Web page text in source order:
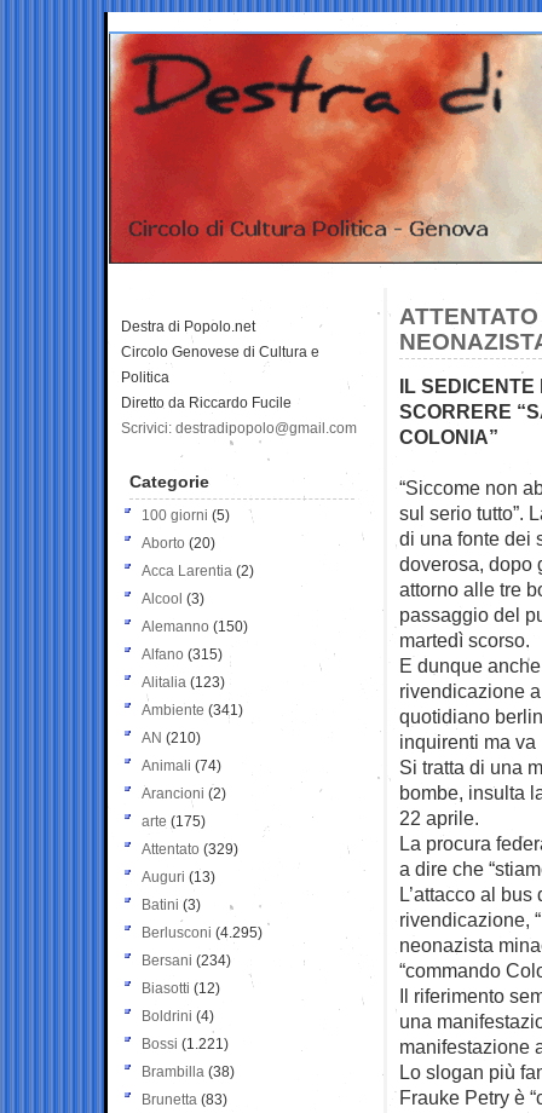
IL SEDICENTE
SCORRERE
COLONIA”
“Siccome non
sul serio tutto”.
di una fonte dei
doverosa, dopo
attorno alle tre
passaggio del
martedì scorso.
E dunque
rivendicazione
quotidiano
inquirenti ma
Si tratta di una
bombe, insulta
22 aprile.
La procura
a dire che
L’attacco al
rivendicazione,
neonazista
“commando
Il riferimento
una
manifestazione
Lo slogan più
Frauke Petry è
Destra di Popolo.net
Circolo Genovese di Cultura e
Politica
Diretto da Riccardo Fucile
Scrivici: destradipopolo@gmail.com
Categorie
100 giorni (5)
Aborto (20)
Acca Larentia (2)
Alcool (3)
Alemanno (150)
Alfano (315)
Alitalia (123)
Ambiente (341)
AN (210)
Animali (74)
Arancioni (2)
arte (175)
Attentato (329)
Auguri (13)
Batini (3)
Berlusconi (4.295)
Bersani (234)
Biasotti (12)
Boldrini (4)
Bossi (1.221)
Brambilla (38)
Brunetta (83)